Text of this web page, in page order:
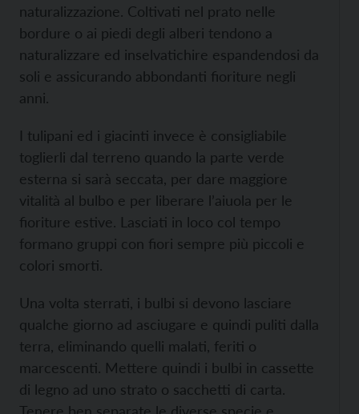
naturalizzazione. Coltivati nel prato nelle
bordure o ai piedi degli alberi tendono a
naturalizzare ed inselvatichire espandendosi da
soli e assicurando abbondanti fioriture negli
anni.
I tulipani ed i giacinti invece è consigliabile
toglierli dal terreno quando la parte verde
esterna si sarà seccata, per dare maggiore
vitalità al bulbo e per liberare l’aiuola per le
fioriture estive. Lasciati in loco col tempo
formano gruppi con fiori sempre più piccoli e
colori smorti.
Una volta sterrati, i bulbi si devono lasciare
qualche giorno ad asciugare e quindi puliti dalla
terra, eliminando quelli malati, feriti o
marcescenti. Mettere quindi i bulbi in cassette
di legno ad uno strato o sacchetti di carta.